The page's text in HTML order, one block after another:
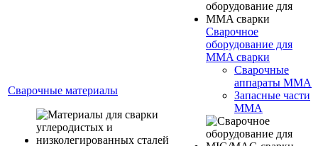
Сварочные материалы
Сварочное
оборудование для
MMA сварки
Сварочные
аппараты MMA
Запасные части
MMA